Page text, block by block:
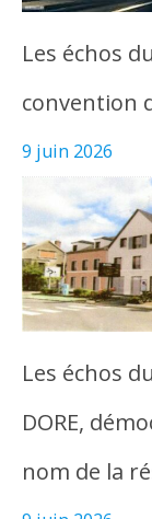
Les échos
convention
9 juin 2026
Les échos
DORE,
nom de la